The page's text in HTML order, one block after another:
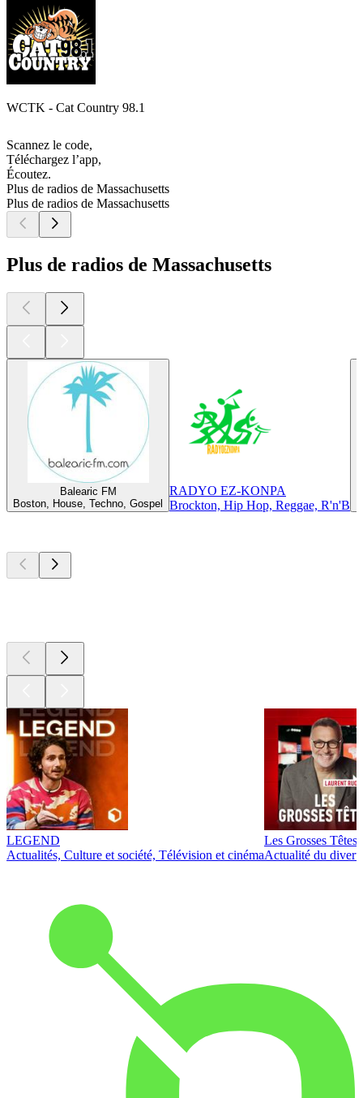
WCTK - Cat Country 98.1
Scannez le code,
Téléchargez l’app,
Écoutez.
Plus de radios de Massachusetts
Plus de radios de Massachusetts
Plus de radios de Massachusetts
Balearic FM
Boston, House, Techno, Gospel
RADYO EZ-KONPA
Brockton, Hip Hop, Reggae, R'n'B
LEGEND
Actualités, Culture et société, Télévision et cinéma
Les Grosses Têtes
Actualité du